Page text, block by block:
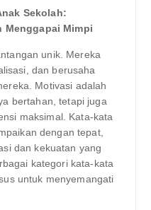
Sekolah:
Menggapai Mimpi
unik. Mereka
dan berusaha
Motivasi adalah
bertahan, tetapi juga
maksimal. Kata-kata
dengan tepat,
dan kekuatan yang
kategori kata-kata
untuk menyemangati